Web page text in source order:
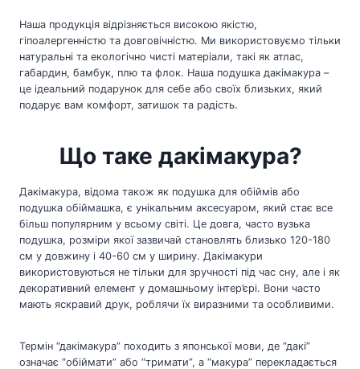
Наша продукція відрізняється високою якістю,
гіпоалергенністю та довговічністю. Ми використовуємо тільки
натуральні та екологічно чисті матеріали, такі як атлас,
габардин, бамбук, плю та флок. Наша подушка дакімакура –
це ідеальний подарунок для себе або своїх близьких, який
подарує вам комфорт, затишок та радість.
Що таке дакімакура?
Дакімакура, відома також як подушка для обіймів або
подушка обіймашка, є унікальним аксесуаром, який стає все
більш популярним у всьому світі. Це довга, часто вузька
подушка, розміри якої зазвичай становлять близько 120-180
см у довжину і 40-60 см у ширину. Дакімакури
використовуються не тільки для зручності під час сну, але і як
декоративний елемент у домашньому інтер’єрі. Вони часто
мають яскравий друк, роблячи їх виразними та особливими.
Термін “дакімакура” походить з японської мови, де “дакі”
означає “обіймати” або “тримати”, а “макура” перекладається